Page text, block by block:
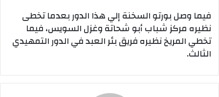
فيما وصل بورتو السخنة إلي هذا الدور بعدما تخطى
نظيره مركز شباب أبو شحاتة وغزل السويس، فيما
تخطي المريخ نظيره فريق بئر العبد في الدور التمهيدي
الثالث.